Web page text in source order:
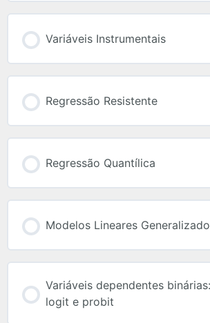
Variáveis Instrumentais
Regressão Resistente
Regressão Quantílica
Modelos Lineares
Variáveis dependentes
logit e probit